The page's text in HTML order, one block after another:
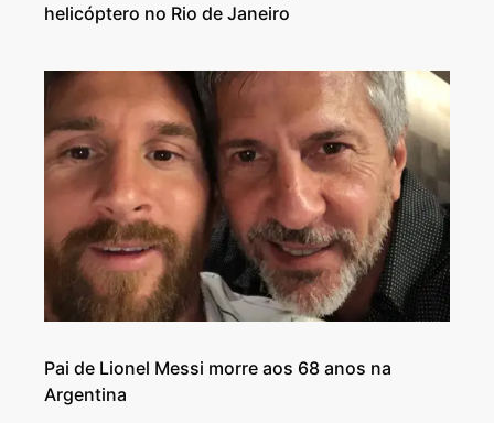
helicóptero no Rio de Janeiro
Pai de Lionel Messi morre aos 68 anos na
Argentina